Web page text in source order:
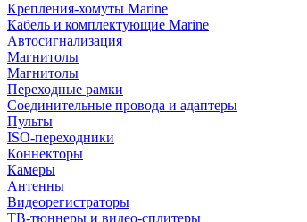
Крепления-хомуты Marine
Кабель и комплектующие Marine
Автосигнализация
Магнитолы
Магнитолы
Переходные рамки
Соединительные провода и адаптеры
Пульты
ISO-переходники
Коннекторы
Камеры
Антенны
Видеорегистраторы
ТВ-тюннеры и видео-сплитеры